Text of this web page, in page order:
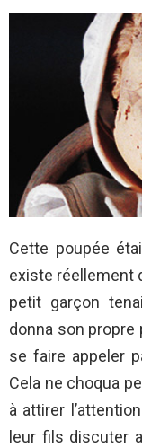
Cette poupée
existe réellement
petit garçon
donna son propre
se faire appeler
Cela ne choqua
à attirer
leur fils discuter